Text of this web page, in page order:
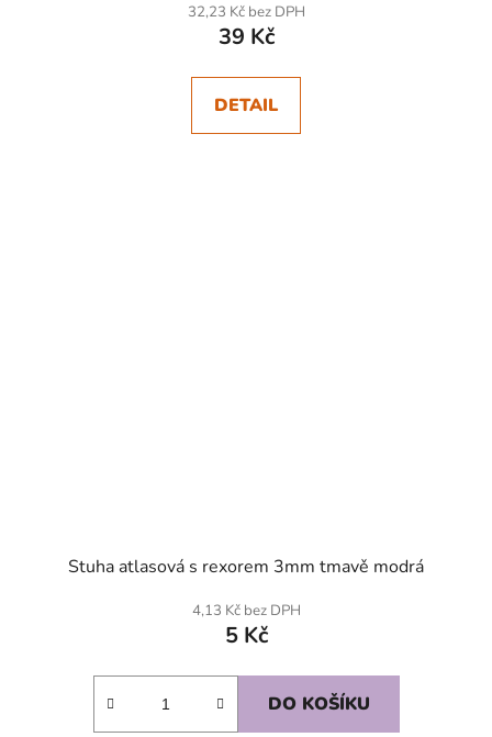
32,23 Kč bez DPH
39 Kč
DETAIL
Stuha atlasová s rexorem 3mm tmavě modrá
4,13 Kč bez DPH
5 Kč
DO KOŠÍKU